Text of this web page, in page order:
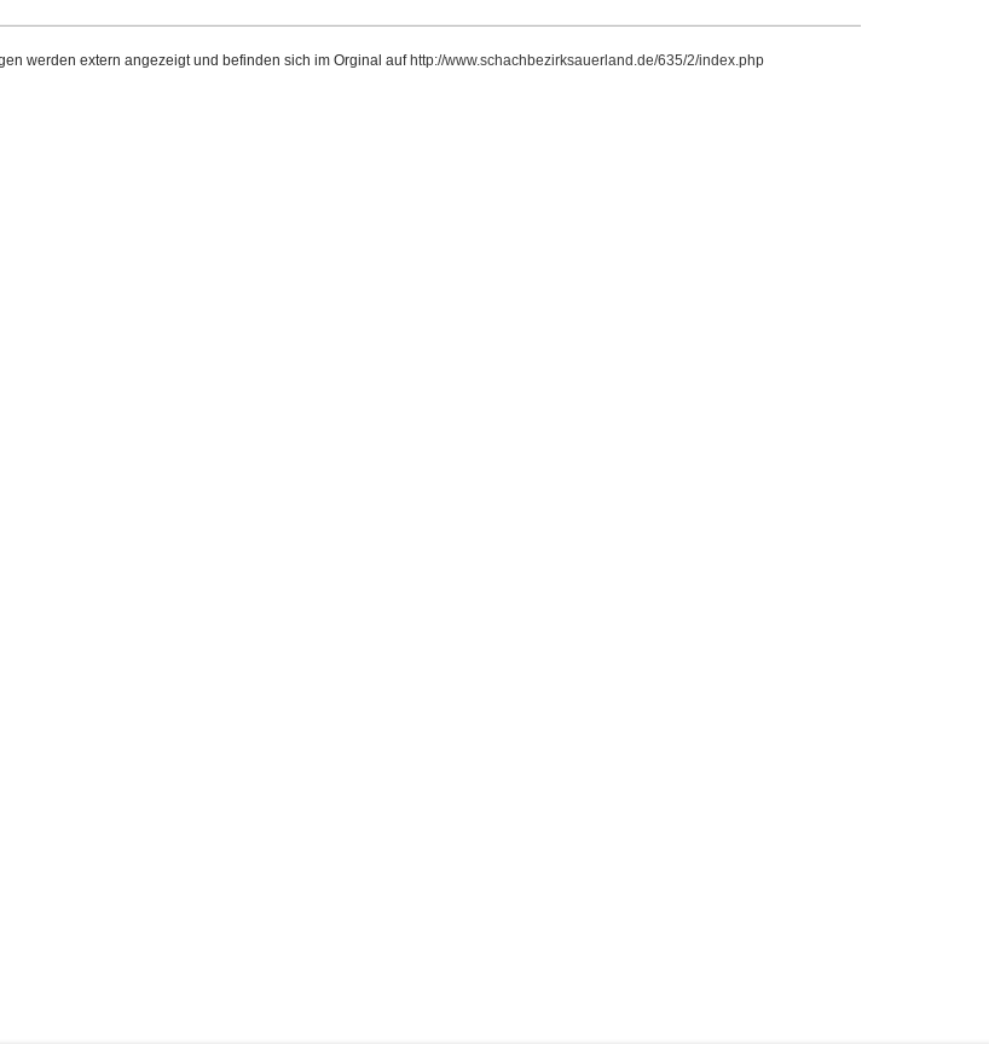
werden extern angezeigt und befinden sich im Orginal auf http://www.schachbezirksauerland.de/635/2/index.php